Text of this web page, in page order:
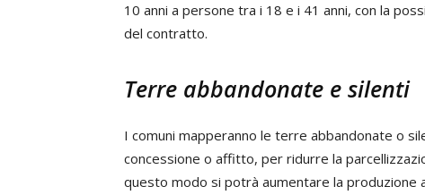
10 anni a persone tra i 18 e i 41 anni, con la
del contratto.
Terre abbandonate e silenti
I comuni mapperanno le terre abbandonate o
concessione o affitto, per ridurre la
questo modo si potrà aumentare la produzione